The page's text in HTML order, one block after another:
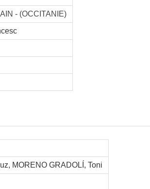
- (OCCITANIE)
MORENO GRADOLÍ, Toni